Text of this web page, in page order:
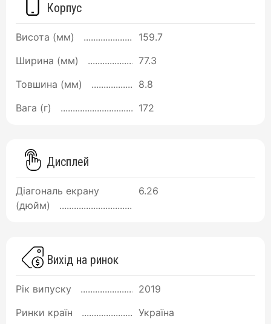
Корпус
Висота (мм)
159.7
Ширина (мм)
77.3
Товшина (мм)
8.8
Вага (г)
172
Дисплей
Діагональ екрану
(дюйм)
6.26
Вихід на ринок
Рік випуску
2019
Ринки країн
Україна